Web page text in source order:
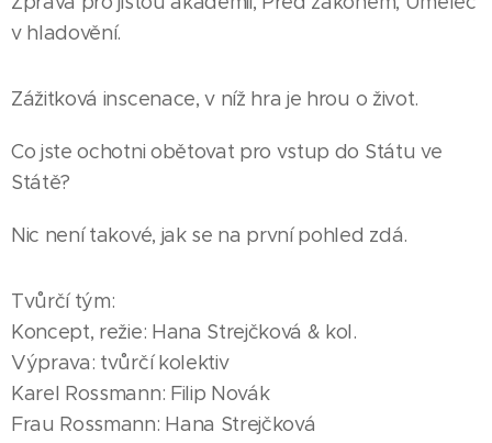
v hladovění.
Zážitková inscenace, v níž hra je hrou o život.
Co jste ochotni obětovat pro vstup do Státu ve
Státě?
Nic není takové, jak se na první pohled zdá.
Tvůrčí tým:
Koncept, režie: Hana Strejčková & kol.
Výprava: tvůrčí kolektiv
Karel Rossmann: Filip Novák
Frau Rossmann: Hana Strejčková